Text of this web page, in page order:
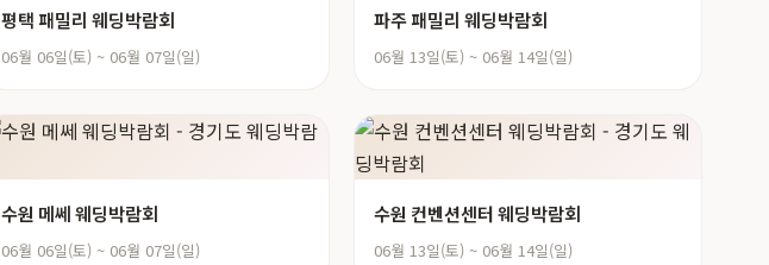
평택 패밀리 웨딩박람회
06월 06일(토) ~ 06월 07일(일)
파주 패밀리 웨딩박람회
06월 13일(토) ~ 06월 14일(일)
수원 메쎄 웨딩박람회
06월 06일(토) ~ 06월 07일(일)
수원 컨벤션센터 웨딩박람회
06월 13일(토) ~ 06월 14일(일)